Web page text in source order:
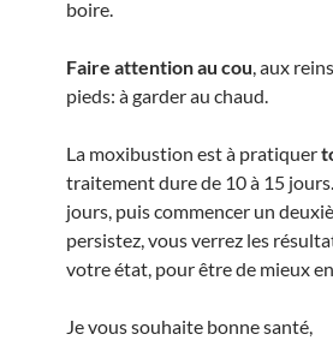
boire.
Faire attention au cou, aux
pieds: à garder au chaud.
La moxibustion est à pratiquer
traitement dure de 10 à 15
jours, puis commencer un
persistez, vous verrez les
votre état, pour être de mieux
Je vous souhaite bonne santé,